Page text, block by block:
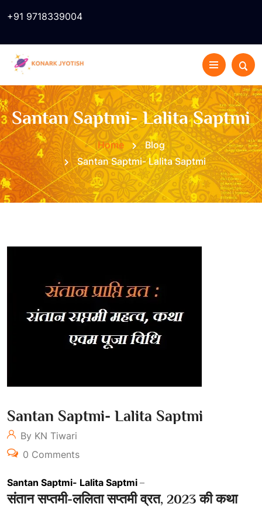
+91 9718339004
Santan Saptmi- Lalita Saptmi
Home
Blog
Santan Saptmi- Lalita Saptmi
Santan Saptmi- Lalita Saptmi
By KN Tiwari
0 Comments
Santan Saptmi- Lalita Saptmi –
संतान सप्तमी-ललिता सप्तमी व्रत, 2023 की कथा